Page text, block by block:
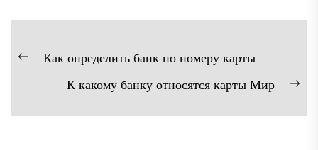
Навигация
Предыдущая
Как определить банк по номеру карты
К какому банку относятся карты Мир